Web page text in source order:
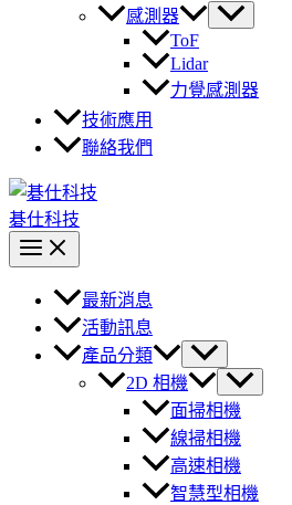
感測器
ToF
Lidar
力覺感測器
技術應用
聯絡我們
碁仕科技
最新消息
活動訊息
產品分類
2D 相機
面掃相機
線掃相機
高速相機
智慧型相機